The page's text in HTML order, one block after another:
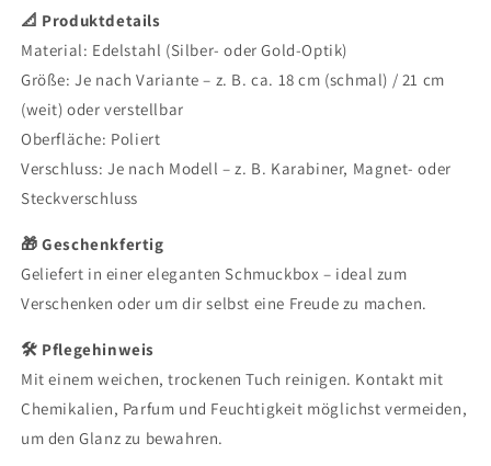
📐 Produktdetails
Material: Edelstahl (Silber- oder Gold-Optik)
Größe: Je nach Variante – z. B. ca. 18 cm (schmal) / 21 cm
(weit) oder verstellbar
Oberfläche: Poliert
Verschluss: Je nach Modell – z. B. Karabiner, Magnet- oder
Steckverschluss
🎁 Geschenkfertig
Geliefert in einer eleganten Schmuckbox – ideal zum
Verschenken oder um dir selbst eine Freude zu machen.
🛠 Pflegehinweis
Mit einem weichen, trockenen Tuch reinigen. Kontakt mit
Chemikalien, Parfum und Feuchtigkeit möglichst vermeiden,
um den Glanz zu bewahren.